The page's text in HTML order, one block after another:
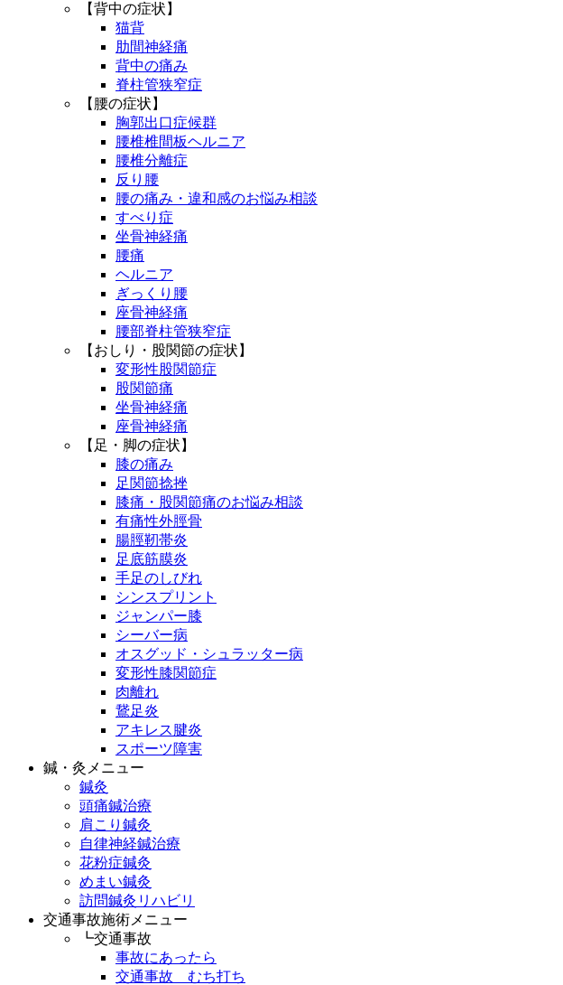
【背中の症状】
猫背
肋間神経痛
背中の痛み
脊柱管狭窄症
【腰の症状】
胸郭出口症候群
腰椎椎間板ヘルニア
腰椎分離症
反り腰
腰の痛み・違和感のお悩み相談
すべり症
坐骨神経痛
腰痛
ヘルニア
ぎっくり腰
座骨神経痛
腰部脊柱管狭窄症
【おしり・股関節の症状】
変形性股関節症
股関節痛
坐骨神経痛
座骨神経痛
【足・脚の症状】
膝の痛み
足関節捻挫
膝痛・股関節痛のお悩み相談
有痛性外脛骨
腸脛靭帯炎
足底筋膜炎
手足のしびれ
シンスプリント
ジャンパー膝
シーバー病
オスグッド・シュラッター病
変形性膝関節症
肉離れ
鵞足炎
アキレス腱炎
スポーツ障害
鍼・灸メニュー
鍼灸
頭痛鍼治療
肩こり鍼灸
自律神経鍼治療
花粉症鍼灸
めまい鍼灸
訪問鍼灸リハビリ
交通事故施術メニュー
┗交通事故
事故にあったら
交通事故 むち打ち